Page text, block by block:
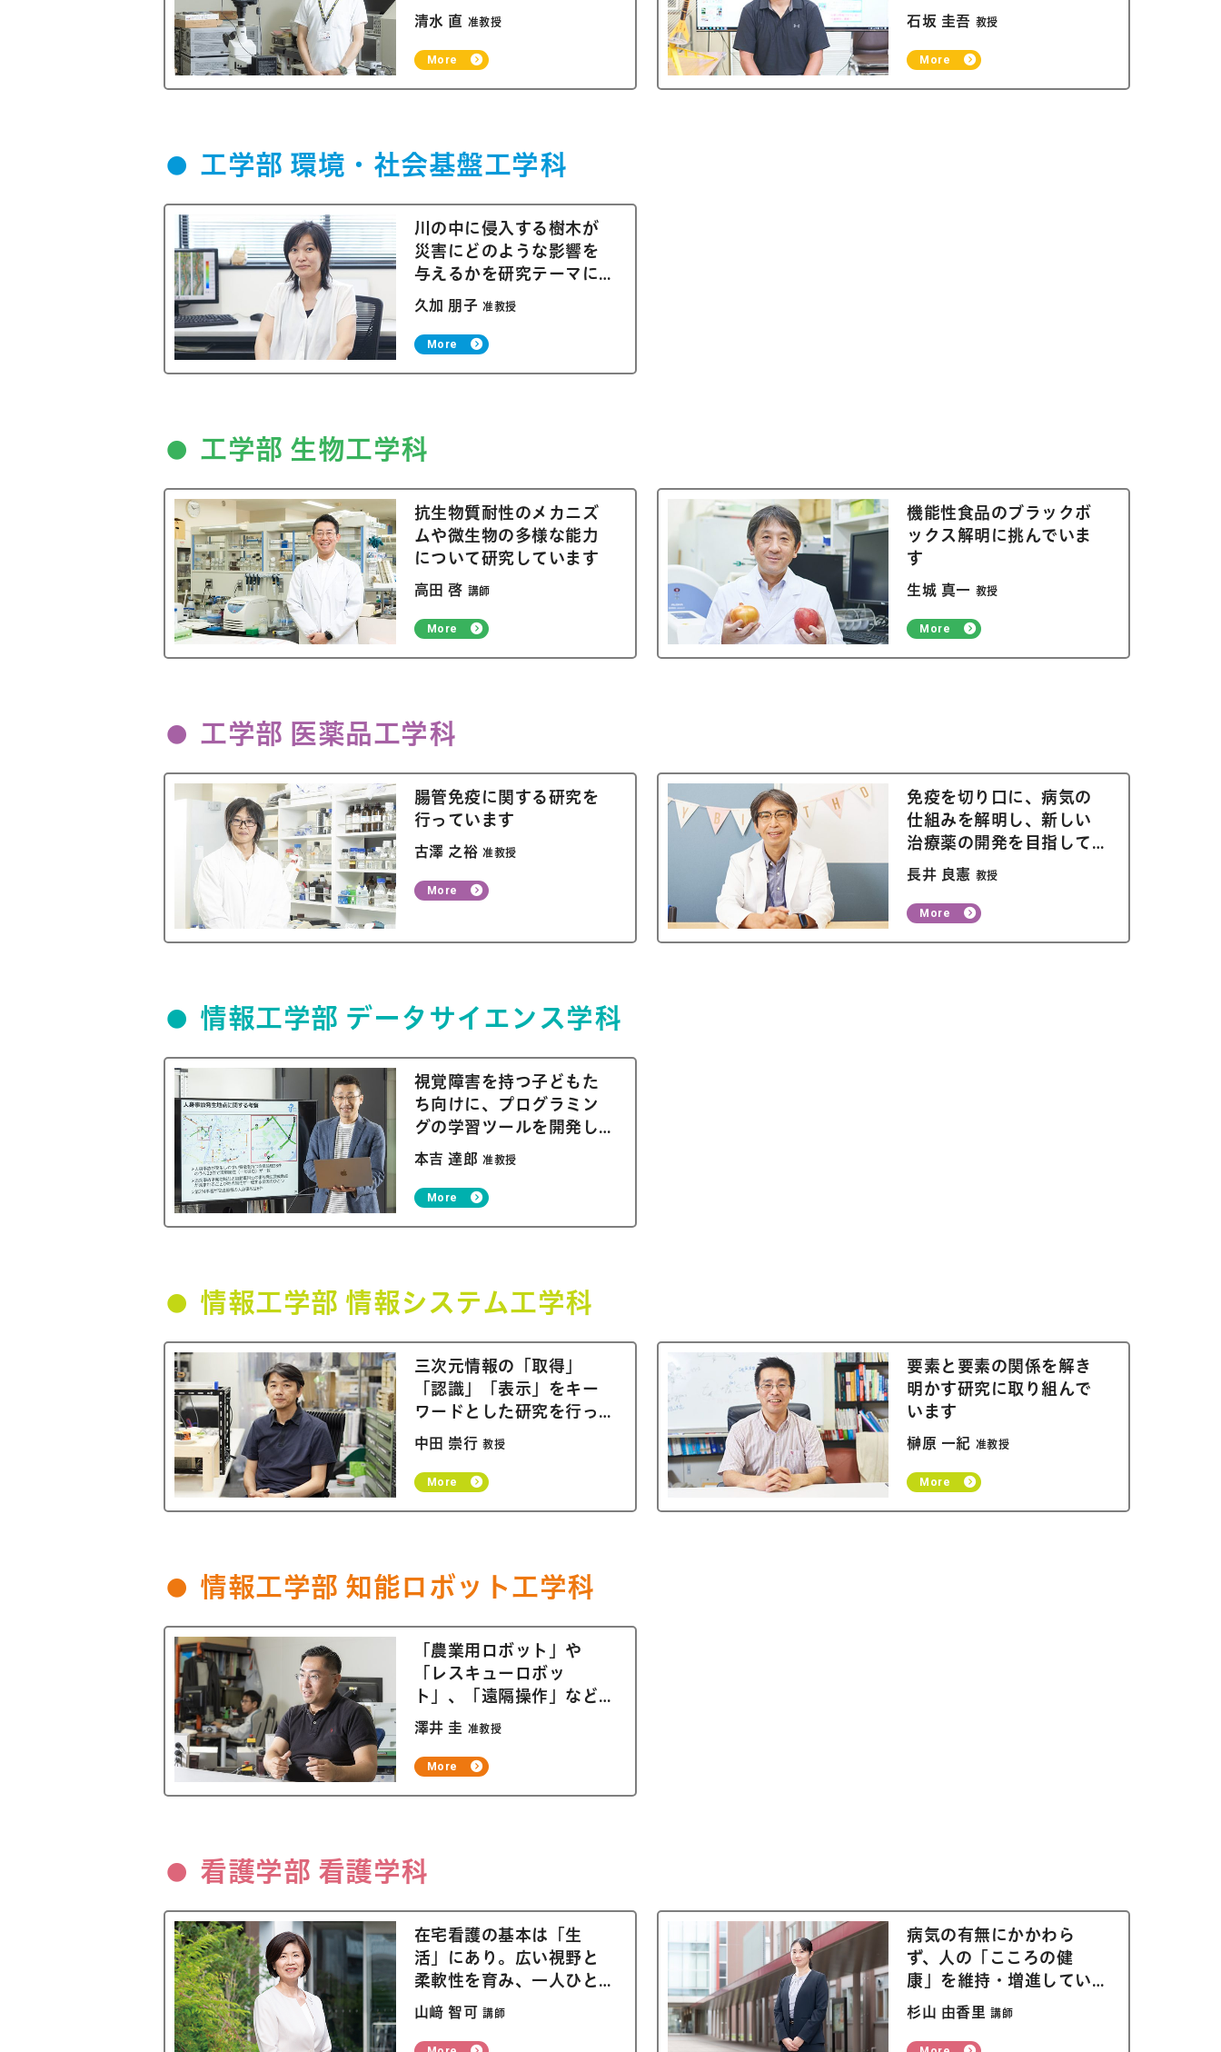
清水 直 准教授
More
石坂 圭吾 教授
More
工学部 環境・社会基盤工学科
川の中に侵入する樹木が
災害にどのような影響を
与えるかを研究テーマに
しています
久加 朋子 准教授
More
工学部 生物工学科
抗生物質耐性のメカニズ
ムや微生物の多様な能力
について研究しています
高田 啓 講師
More
機能性食品のブラックボ
ックス解明に挑んでいま
す
生城 真一 教授
More
工学部 医薬品工学科
腸管免疫に関する研究を
行っています
古澤 之裕 准教授
More
免疫を切り口に、病気の
仕組みを解明し、新しい
治療薬の開発を目指して
います
長井 良憲 教授
More
情報工学部 データサイエンス学科
視覚障害を持つ子どもた
ち向けに、プログラミン
グの学習ツールを開発し
ています
本吉 達郎 准教授
More
情報工学部 情報システム工学科
三次元情報の「取得」
「認識」「表示」をキー
ワードとした研究を行っ
ています
中田 崇行 教授
More
要素と要素の関係を解き
明かす研究に取り組んで
います
榊原 一紀 准教授
More
情報工学部 知能ロボット工学科
「農業用ロボット」や
「レスキューロボッ
ト」、「遠隔操作」など
を研究しています
澤井 圭 准教授
More
看護学部 看護学科
在宅看護の基本は「生
活」にあり。広い視野と
柔軟性を育み、一人ひと
りに寄り添う看護を
山﨑 智可 講師
病気の有無にかかわら
ず、人の「こころの健
康」を維持・増進してい
く精神看護学を専門とし
杉山 由香里 講師